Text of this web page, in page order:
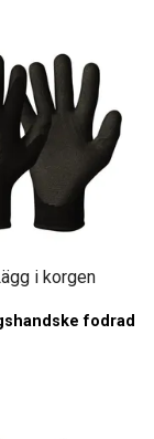
i korgen
fodrad